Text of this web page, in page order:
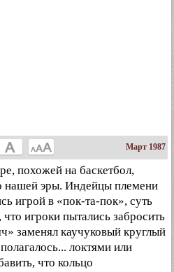
Март 1987
похожей на баскетбол,
нашей эры. Индейцы племени
игрой в «пок-та-пок», суть
игроки пытались забросить
заменял каучуковый круглый
локтями или
что кольцо